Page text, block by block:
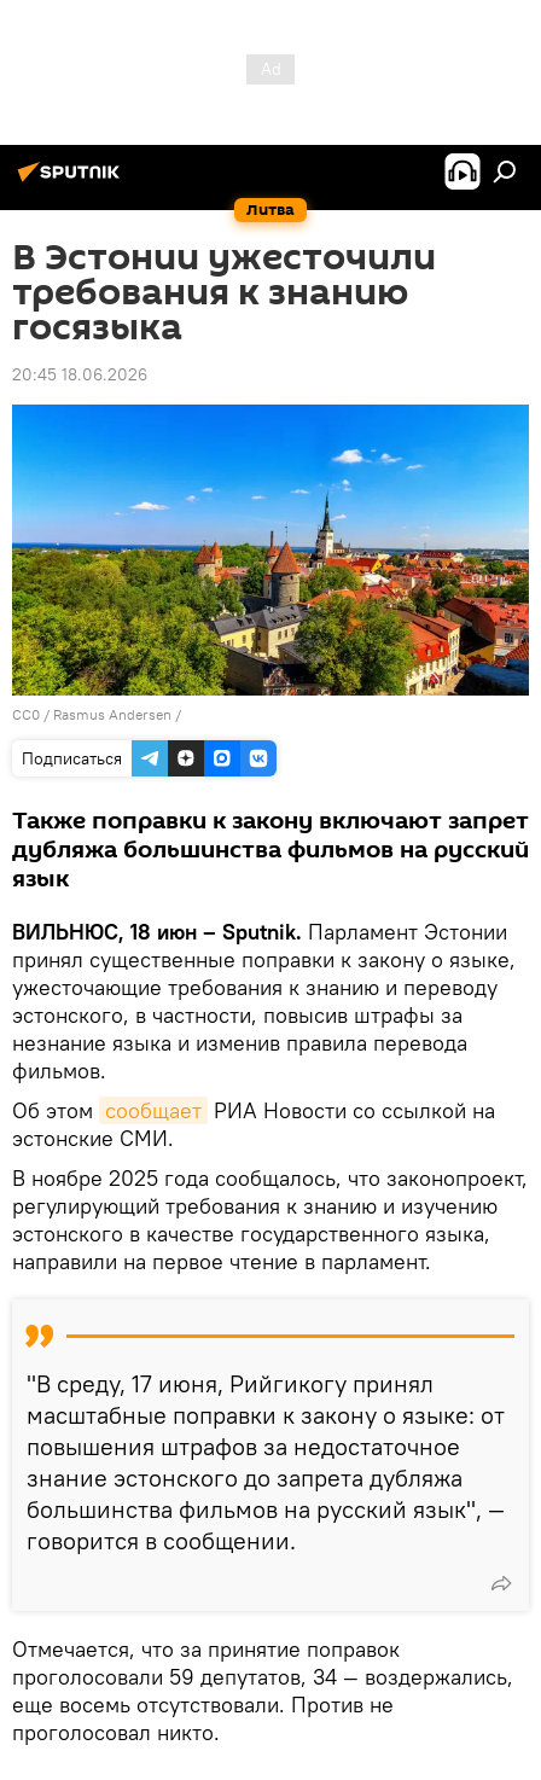
Литва
В Эстонии ужесточили
требования к знанию
госязыка
20:45 18.06.2026
CC0 / Rasmus Andersen /
Подписаться
Также поправки к закону включают запрет
дубляжа большинства фильмов на русский
язык
ВИЛЬНЮС, 18 июн – Sputnik. Парламент Эстонии
принял существенные поправки к закону о языке,
ужесточающие требования к знанию и переводу
эстонского, в частности, повысив штрафы за
незнание языка и изменив правила перевода
фильмов.
Об этом сообщает РИА Новости со ссылкой на
эстонские СМИ.
В ноябре 2025 года сообщалось, что законопроект,
регулирующий требования к знанию и изучению
эстонского в качестве государственного языка,
направили на первое чтение в парламент.
"В среду, 17 июня, Рийгикогу принял
масштабные поправки к закону о языке: от
повышения штрафов за недостаточное
знание эстонского до запрета дубляжа
большинства фильмов на русский язык", —
говорится в сообщении.
Отмечается, что за принятие поправок
проголосовали 59 депутатов, 34 — воздержались,
еще восемь отсутствовали. Против не
проголосовал никто.